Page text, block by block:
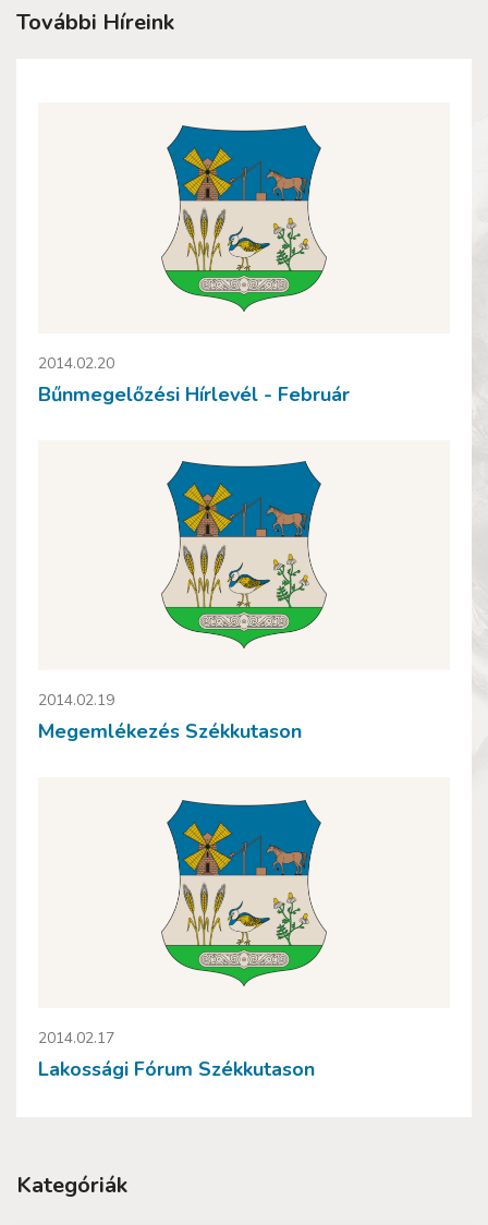
További Híreink
2014.02.20
Bűnmegelőzési Hírlevél - Február
2014.02.19
Megemlékezés Székkutason
2014.02.17
Lakossági Fórum Székkutason
Kategóriák